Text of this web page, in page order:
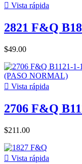
 Vista rápida
2821 F&Q
$49.00
 Vista rápida
2706 F&Q
$211.00
 Vista rápida